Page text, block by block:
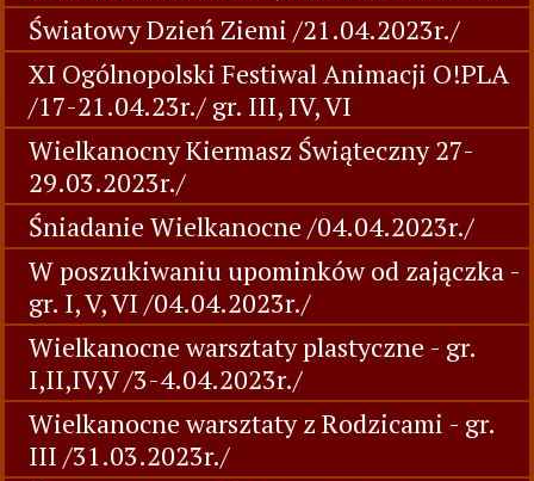
Światowy Dzień Ziemi /21.04.2023r./
XI Ogólnopolski Festiwal Animacji O!PLA
/17-21.04.23r./ gr. III, IV, VI
Wielkanocny Kiermasz Świąteczny 27-
29.03.2023r./
Śniadanie Wielkanocne /04.04.2023r./
W poszukiwaniu upominków od zajączka -
gr. I, V, VI /04.04.2023r./
Wielkanocne warsztaty plastyczne - gr.
I,II,IV,V /3-4.04.2023r./
Wielkanocne warsztaty z Rodzicami - gr.
III /31.03.2023r./